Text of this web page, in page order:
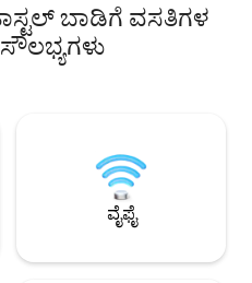
ಬಾಡಿಗೆ ವಸತಿಗಳ
ವೈಫೈ